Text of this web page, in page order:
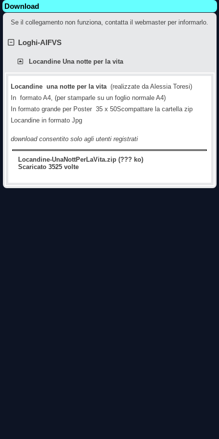
Download
Se il collegamento non funziona, contatta il webmaster per informarlo.
Loghi-AIFVS
Locandine Una notte per la vita
Locandine una notte per la vita(realizzate da Alessia Toresi)
In formato A4, (per stamparle su un foglio normale A4)
In formato grande per Poster 35 x 50Scompattare la cartella zip
Locandine in formato Jpg
download consentito solo agli utenti registrati
Locandine-UnaNottPerLaVita.zip (??? ko)
Scaricato 3525 volte